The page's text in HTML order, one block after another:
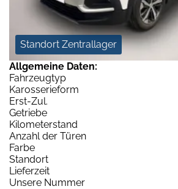
Standort Zentrallager
Allgemeine Daten:
Fahrzeugtyp
Karosserieform
Erst-Zul.
Getriebe
Kilometerstand
Anzahl der Türen
Farbe
Standort
Lieferzeit
Unsere Nummer